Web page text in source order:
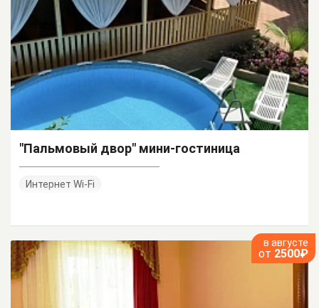
"Пальмовый двор" мини-гостиница
Интернет Wi-Fi
в августе
от 2500₽